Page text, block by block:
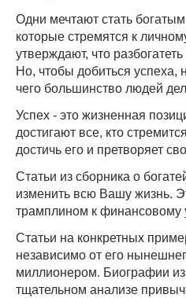
Одни мечтают стать
которые стремятся к
утверждают, что
Но, чтобы добиться
чего большинство людей
Успех - это жизненная
достигают все, кто
достичь его и претворяет
Статьи из сборника о
изменить всю Вашу жизнь.
трамплином к финансовому
Статьи на конкретных
независимо от его
миллионером. Биографии
тщательном анализе